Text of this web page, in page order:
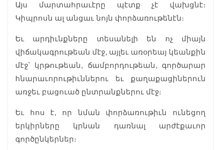
Այս մարտահրաւէրը պէտք չէ վախցնէ։
Կիպրոսն ալ անցաւ նոյն փորձառութենէն։
Եւ արդիւնքները տեսանելի են ոչ միայն
վիճակագրութեան մէջ, այլեւ առօրեայ կեանքին
մէջ՝ կրթութեան, ճամբորդութեան, գործարար
հնարաւորութիւններու եւ քաղաքացիներուն
առջեւ բացուած ընտրանքներու մէջ։
Եւ հոս է, որ նման փորձառութիւն ունեցող
երկիրները կրնան դառնալ արժէքաւոր
գործընկերներ։